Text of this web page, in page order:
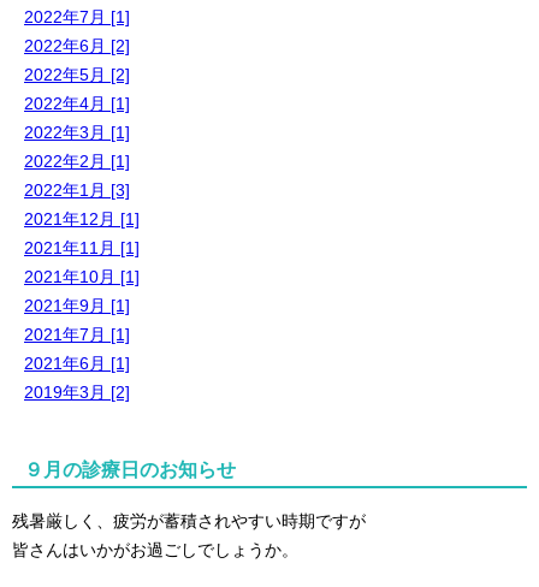
2022年7月 [1]
2022年6月 [2]
2022年5月 [2]
2022年4月 [1]
2022年3月 [1]
2022年2月 [1]
2022年1月 [3]
2021年12月 [1]
2021年11月 [1]
2021年10月 [1]
2021年9月 [1]
2021年7月 [1]
2021年6月 [1]
2019年3月 [2]
９月の診療日のお知らせ
残暑厳しく、疲労が蓄積されやすい時期ですが
皆さんはいかがお過ごしでしょうか。